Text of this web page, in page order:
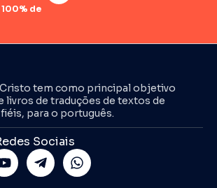
100% de
tem como principal objetivo
livros de traduções de textos de
para o português.
Sociais